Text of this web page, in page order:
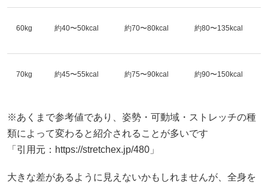
60kg 約40〜50kcal 約70〜80kcal 約80〜135kcal
70kg 約45〜55kcal 約75〜90kcal 約90〜150kcal
※あくまで参考値であり、姿勢・可動域・ストレッチの種
類によって変わると紹介されることが多いです
「引用元：https://stretchex.jp/480」
大きな差があるように見えないかもしれませんが、全身を